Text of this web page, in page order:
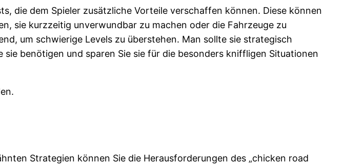
die dem Spieler zusätzliche Vorteile verschaffen können. Diese können
sie kurzzeitig unverwundbar zu machen oder die Fahrzeuge zu
um schwierige Levels zu überstehen. Man sollte sie strategisch
benötigen und sparen Sie sie für die besonders kniffligen Situationen
Strategien können Sie die Herausforderungen des „chicken road